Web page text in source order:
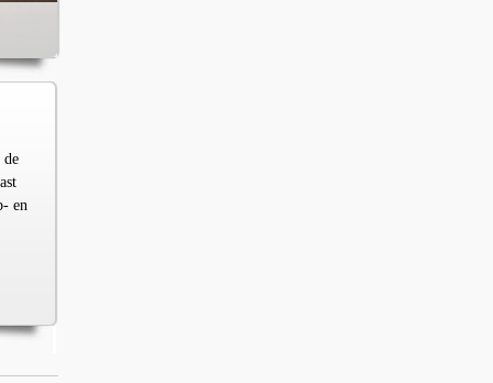
en